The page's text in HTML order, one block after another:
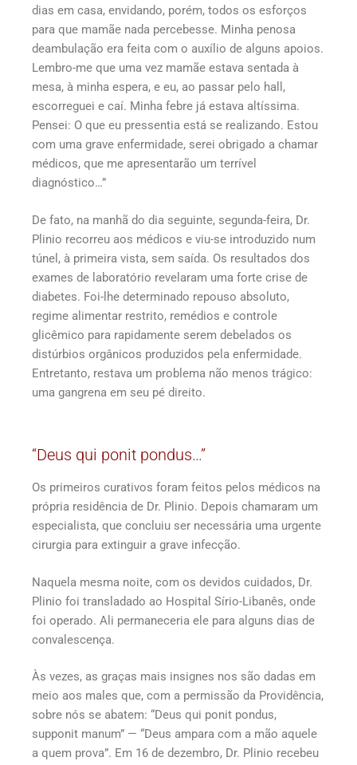
dias em casa, envidando, porém, todos os esforços
para que mamãe nada percebesse. Minha penosa
deambulação era feita com o auxílio de alguns apoios.
Lembro-me que uma vez mamãe estava sentada à
mesa, à minha espera, e eu, ao passar pelo hall,
escorreguei e caí. Minha febre já estava altíssima.
Pensei: O que eu pressentia está se realizando. Estou
com uma grave enfermidade, serei obrigado a chamar
médicos, que me apresentarão um terrível
diagnóstico…”
De fato, na manhã do dia seguinte, segunda-feira, Dr.
Plinio recorreu aos médicos e viu-se introduzido num
túnel, à primeira vista, sem saída. Os resultados dos
exames de laboratório revelaram uma forte crise de
diabetes. Foi-lhe determinado repouso absoluto,
regime alimentar restrito, remédios e controle
glicêmico para rapidamente serem debelados os
distúrbios orgânicos produzidos pela enfermidade.
Entretanto, restava um problema não menos trágico:
uma gangrena em seu pé direito.
“Deus qui ponit pondus…”
Os primeiros curativos foram feitos pelos médicos na
própria residência de Dr. Plinio. Depois chamaram um
especialista, que concluiu ser necessária uma urgente
cirurgia para extinguir a grave infecção.
Naquela mesma noite, com os devidos cuidados, Dr.
Plinio foi transladado ao Hospital Sírio-Libanês, onde
foi operado. Ali permaneceria ele para alguns dias de
convalescença.
Às vezes, as graças mais insignes nos são dadas em
meio aos males que, com a permissão da Providência,
sobre nós se abatem: “Deus qui ponit pondus,
supponit manum” — “Deus ampara com a mão aquele
a quem prova”. Em 16 de dezembro, Dr. Plinio recebeu